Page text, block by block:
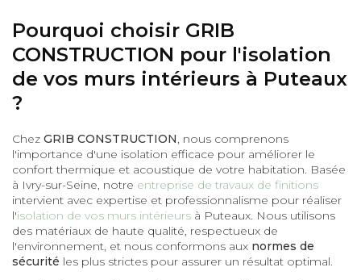
Pourquoi choisir GRIB
CONSTRUCTION pour l'isolation
de vos murs intérieurs à Puteaux
?
Chez GRIB CONSTRUCTION, nous comprenons
l'importance d'une isolation efficace pour améliorer le
confort thermique et acoustique de votre habitation. Basée
à Ivry-sur-Seine, notre entreprise de travaux de finitions
intervient avec expertise et professionnalisme pour réaliser
l'isolation de vos murs intérieurs à Puteaux. Nous utilisons
des matériaux de haute qualité, respectueux de
l'environnement, et nous conformons aux normes de
sécurité les plus strictes pour assurer un résultat optimal.